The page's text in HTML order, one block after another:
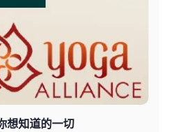
想知道的一切